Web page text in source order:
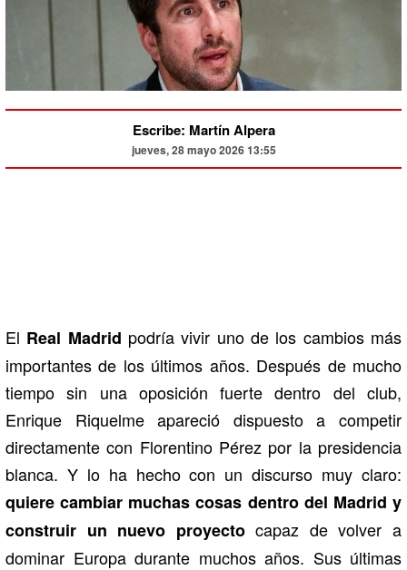
Escribe: Martín Alpera
jueves, 28 mayo 2026 13:55
El Real Madrid podría vivir uno de los cambios más
importantes de los últimos años. Después de mucho
tiempo sin una oposición fuerte dentro del club,
Enrique Riquelme apareció dispuesto a competir
directamente con Florentino Pérez por la presidencia
blanca. Y lo ha hecho con un discurso muy claro:
quiere cambiar muchas cosas dentro del Madrid y
construir un nuevo proyectocapaz de volver a
dominar Europa durante muchos años. Sus últimas